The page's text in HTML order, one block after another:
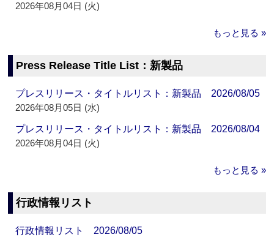
2026年08月04日 (火)
もっと見る »
Press Release Title List：新製品
プレスリリース・タイトルリスト：新製品 2026/08/05
2026年08月05日 (水)
プレスリリース・タイトルリスト：新製品 2026/08/04
2026年08月04日 (火)
もっと見る »
行政情報リスト
行政情報リスト 2026/08/05